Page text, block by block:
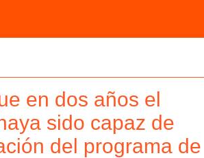
en dos años el
sido capaz de
del programa de